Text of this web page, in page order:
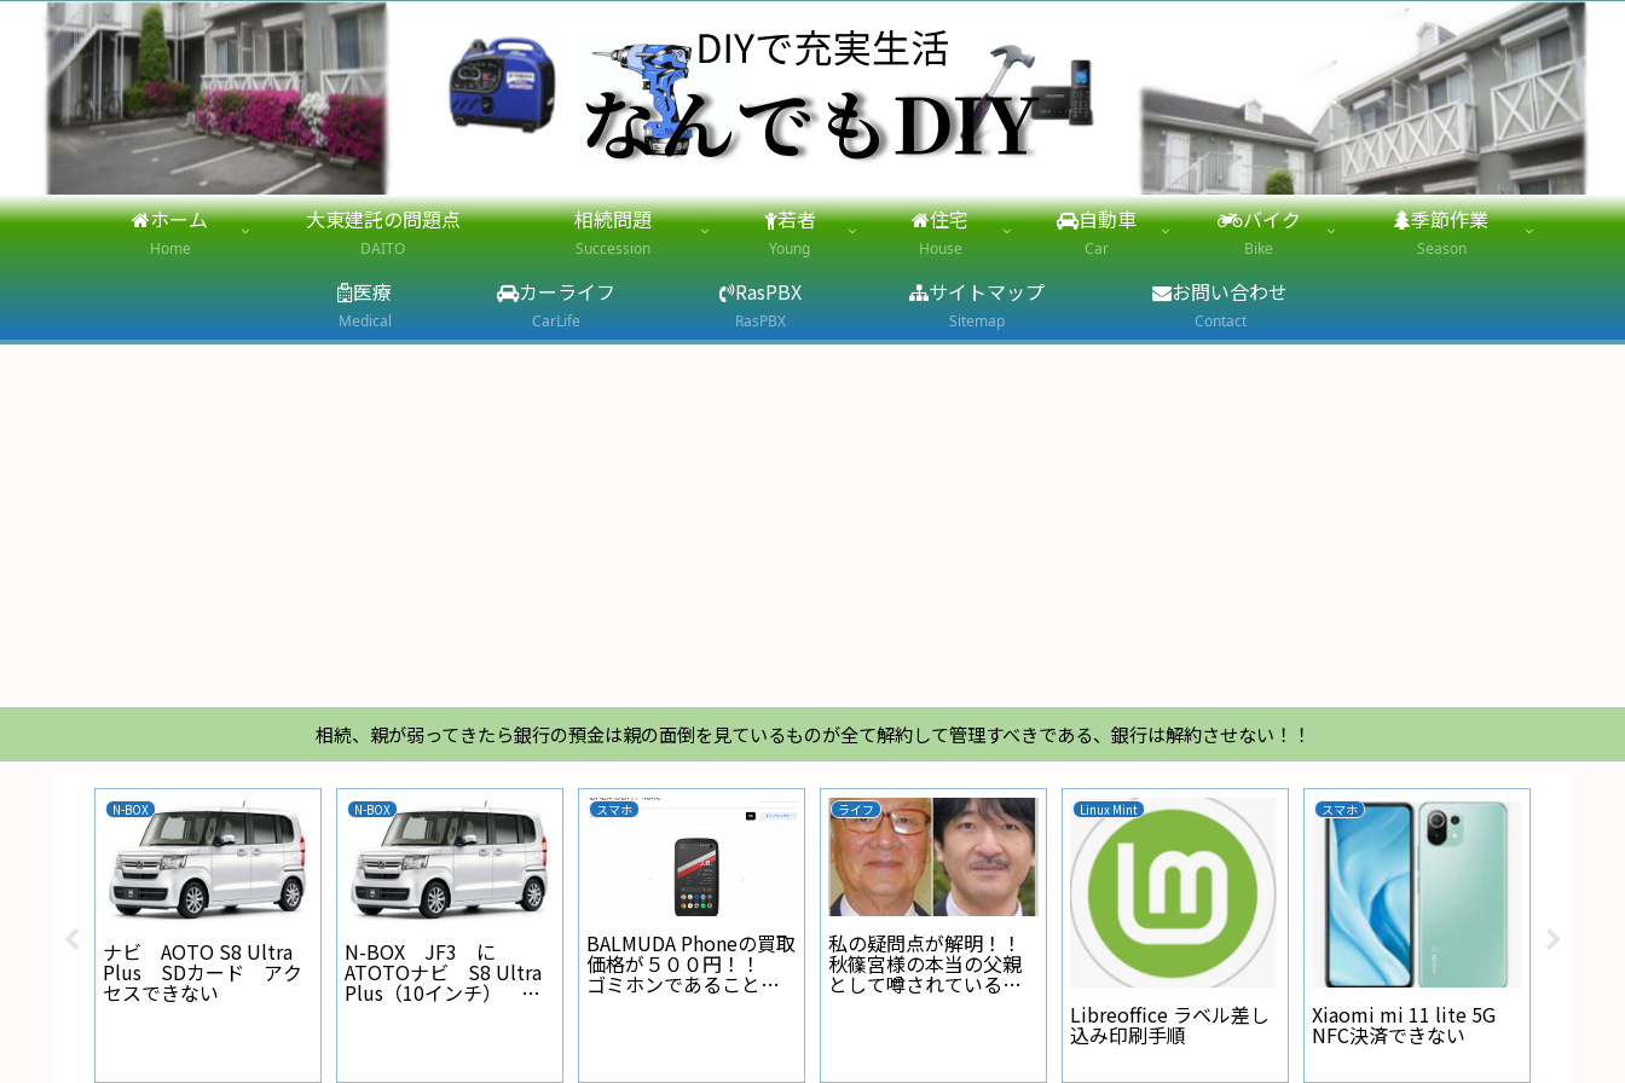
ホーム
Home
大東建託の問題点
DAITO
相続問題
Succession
若者
Young
住宅
House
自動車
Car
バイク
Bike
季節作業
Season
医療
Medical
カーライフ
CarLife
RasPBX
RasPBX
サイトマップ
Sitemap
お問い合わせ
Contact
相続、親が弱ってきたら銀行の預金は親の面倒を見ているものが全て解約して管理すべきである、銀行は解約させない！！
N-BOX
ナビ AOTO S8 Ultra
Plus SDカード アク
セスできない
N-BOX
N-BOX JF3 に
ATOTOナビ S8 Ultra
Plus（10インチ） を
取り付けた
スマホ
BALMUDA Phoneの買取
価格が５００円！！
ゴミホンであることが
ライフ
私の疑問点が解明！！
秋篠宮様の本当の父親
として噂されている人
Linux Mint
Libreoffice ラベル差し
込み印刷手順
スマホ
Xiaomi mi 11 lite 5G
NFC決済できない